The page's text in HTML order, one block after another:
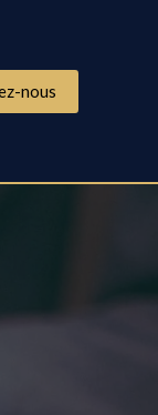
nous